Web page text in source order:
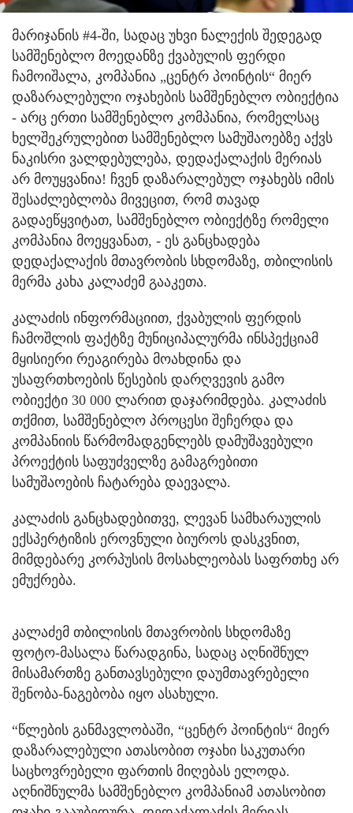
მარიჯანის #4-ში, სადაც უხვი ნალექის შედეგად
სამშენებლო მოედანზე ქვაბულის ფერდი
ჩამოიშალა, კომპანია „ცენტრ პოინტის“ მიერ
დაზარალებული ოჯახების სამშენებლო ობიექტია
- არც ერთი სამშენებლო კომპანია, რომელსაც
ხელშეკრულებით სამშენებლო სამუშაოებზე აქვს
ნაკისრი ვალდებულება, დედაქალაქის მერიას
არ მოუყვანია! ჩვენ დაზარალებულ ოჯახებს იმის
შესაძლებლობა მივეცით, რომ თავად
გადაეწყვიტათ, სამშენებლო ობიექტზე რომელი
კომპანია მოეყვანათ, - ეს განცხადება
დედაქალაქის მთავრობის სხდომაზე, თბილისის
მერმა კახა კალაძემ გააკეთა.
კალაძის ინფორმაციით, ქვაბულის ფერდის
ჩამოშლის ფაქტზე მუნიციპალურმა ინსპექციამ
მყისიერი რეაგირება მოახდინა და
უსაფრთხოების წესების დარღვევის გამო
ობიექტი 30 000 ლარით დაჯარიმდება. კალაძის
თქმით, სამშენებლო პროცესი შეჩერდა და
კომპანიის წარმომადგენლებს დამუშავებული
პროექტის საფუძველზე გამაგრებითი
სამუშაოების ჩატარება დაევალა.
კალაძის განცხადებითვე, ლევან სამხარაულის
ექსპერტიზის ეროვნული ბიუროს დასკვნით,
მიმდებარე კორპუსის მოსახლეობას საფრთხე არ
ემუქრება.
კალაძემ თბილისის მთავრობის სხდომაზე
ფოტო-მასალა წარადგინა, სადაც აღნიშნულ
მისამართზე განთავსებული დაუმთავრებელი
შენობა-ნაგებობა იყო ასახული.
“წლების განმავლობაში, “ცენტრ პოინტის“ მიერ
დაზარალებული ათასობით ოჯახი საკუთარი
საცხოვრებელი ფართის მიღებას ელოდა.
აღნიშნულმა სამშენებლო კომპანიამ ათასობით